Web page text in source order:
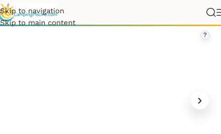
Skip to navigation
Skip to main content
»Gironde»Mobil-home Bora camping les Embruns
?